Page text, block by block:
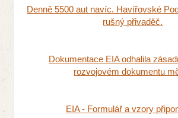
Denně 5500 aut navíc. Havířovské
rušný přivaděč.
Dokumentace EIA odhalila
rozvojovém dokumentu
EIA - Formulář a vzory